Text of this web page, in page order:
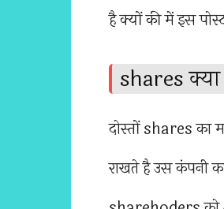
है क्यों की में इस
shares क्या
दोस्तों shares
राखते है उस कंपनी